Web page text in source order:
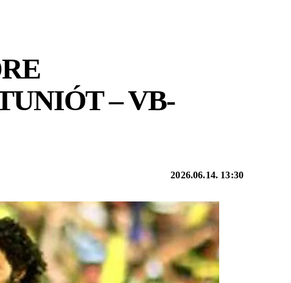
– VB-
2026.06.14. 13:30